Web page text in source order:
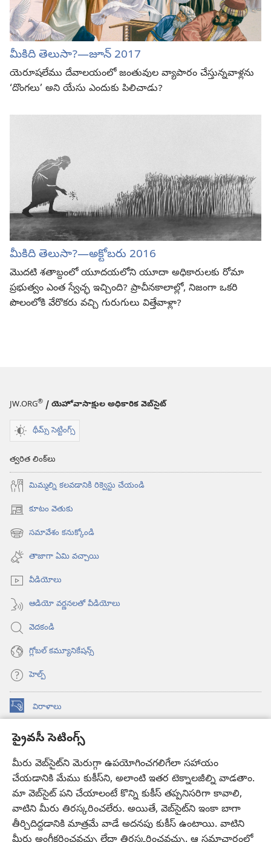
ప్రైవసీ సెటింగ్స్
మీరు వెబ్‌సైట్‌ని మెరుగ్గా ఉపయోగించగలిగేలా సహాయం
చేయడానికి మేము కుకీస్‌ని, అలాంటి ఇతర టెక్నాలజీల్ని వాడతాం.
మా వెబ్‌సైట్‌ పని చేయాలంటే కొన్ని కుకీస్‌ తప్పనిసరిగా కావాలి,
వాటిని మీరు తిరస్కరించలేరు. అయితే, వెబ్‌సైట్‌ని ఇంకా బాగా
తీర్చిదిద్దడానికి మాత్రమే వాడే అదనపు కుకీస్‌ ఉంటాయి. వాటిని
మీకిది తెలుసా?​​—⁠జూన్‌ 2017
యెరూషలేము దేవాలయంలో జంతువుల వ్యాపారం చేస్తున్నవాళ్లను
‘దొంగలు’ అని యేసు ఎందుకు పిలిచాడు?
మీకిది తెలుసా?​​—⁠అక్టోబరు 2016
మొదటి శతాబ్దంలో యూదయలోని యూదా అధికారులకు రోమా
ప్రభుత్వం ఎంత స్వేచ్ఛ ఇచ్చింది? ప్రాచీనకాలాల్లో, నిజంగా ఒకరి
పొలంలోకి వేరొకరు వచ్చి గురుగులు విత్తేవాళ్లా?
JW.ORG® / యెహోవాసాక్షుల అధికారిక వెబ్‌సైట్‌
థీమ్స్ సెట్టింగ్స్
త్వరిత లింక్‌లు
మిమ్మల్ని కలవడానికి రిక్వెస్టు చేయండి
కూటం వెతుకు
(కొత్త
విండో
ఓపెన్‌
అవుతుంది)
సమావేశం కనుక్కోండి
(కొత్త
విండో
ఓపెన్‌
అవుతుంది)
తాజాగా ఏమి వచ్చాయి
వీడియోలు
ఆడియో వర్ణనలతో వీడియోలు
వెదకండి
గ్లోబల్‌ కమ్యూనికేషన్స్‌
హెల్ప్‌
విరాళాలు
(కొత్త
ఓపెన్‌ కావలికోట ఆన్‌లైన్‌ లైబ్రరీ
(కొత్త
విండో
ఓపెన్‌
అవుతుంది)
JW Hub®
(కొత్త
విండో
ఓపెన్‌
అవుతుంది)
JW లైబ్రరీ
కావలికోట లైబ్రరీ